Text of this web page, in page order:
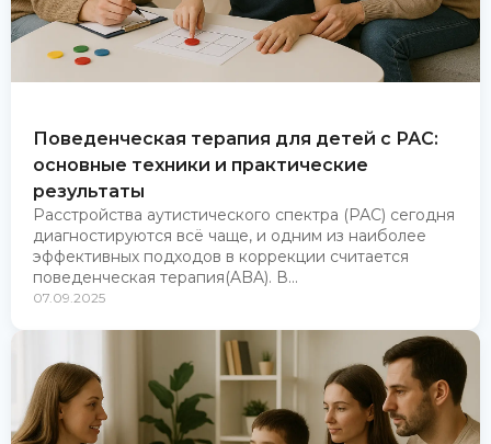
Поведенческая терапия для детей с РАС:
основные техники и практические
результаты
Расстройства аутистического спектра (РАС) сегодня
диагностируются всё чаще, и одним из наиболее
эффективных подходов в коррекции считается
поведенческая терапия(ABA). В...
07.09.2025